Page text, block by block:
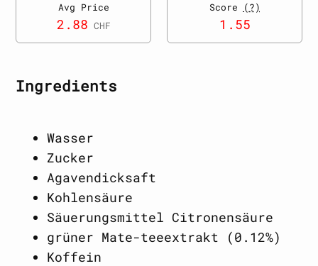
Avg Price
2.88 CHF
Score (?)
1.55
Ingredients
Wasser
Zucker
Agavendicksaft
Kohlensäure
Säuerungsmittel Citronensäure
grüner Mate-teeextrakt (0.12%)
Koffein